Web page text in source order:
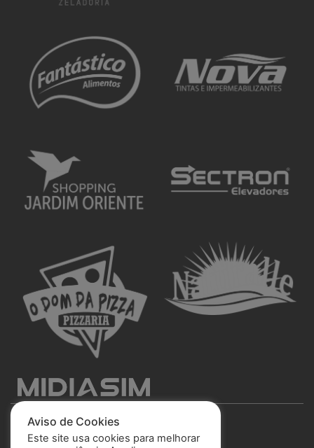
Aviso de Cookies
Este site usa cookies para melhorar